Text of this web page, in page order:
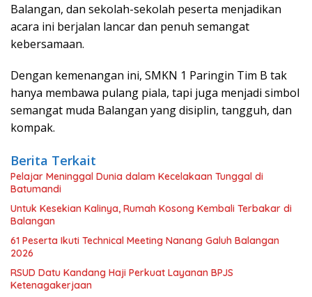
Balangan, dan sekolah-sekolah peserta menjadikan
acara ini berjalan lancar dan penuh semangat
kebersamaan.
Dengan kemenangan ini, SMKN 1 Paringin Tim B tak
hanya membawa pulang piala, tapi juga menjadi simbol
semangat muda Balangan yang disiplin, tangguh, dan
kompak.
Berita Terkait
Pelajar Meninggal Dunia dalam Kecelakaan Tunggal di
Batumandi
Untuk Kesekian Kalinya, Rumah Kosong Kembali Terbakar di
Balangan
61 Peserta Ikuti Technical Meeting Nanang Galuh Balangan
2026
RSUD Datu Kandang Haji Perkuat Layanan BPJS
Ketenagakerjaan